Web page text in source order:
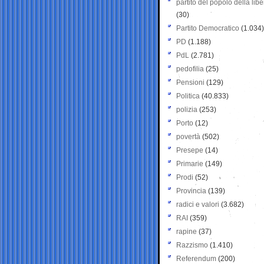
partito del popolo della
(30)
Partito Democratico (1.034)
PD (1.188)
PdL (2.781)
pedofilia (25)
Pensioni (129)
Politica (40.833)
polizia (253)
Porto (12)
povertà (502)
Presepe (14)
Primarie (149)
Prodi (52)
Provincia (139)
radici e valori (3.682)
RAI (359)
rapine (37)
Razzismo (1.410)
Referendum (200)